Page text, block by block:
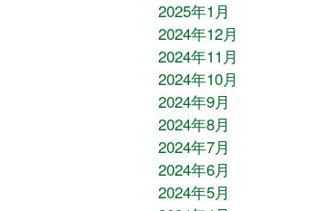
2025年1月
2024年12月
2024年11月
2024年10月
2024年9月
2024年8月
2024年7月
2024年6月
2024年5月